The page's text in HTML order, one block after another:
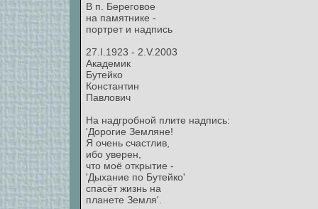
В п. Береговое
на памятнике -
портрет и надпись
27.I.1923 - 2.V.2003
Академик
Бутейко
Константин
Павлович
На надгробной плите надпись:
'Дорогие Земляне!
Я очень счастлив,
ибо уверен,
что моё открытие -
'Дыхание по Бутейко'
спасёт жизнь на
планете Земля'.